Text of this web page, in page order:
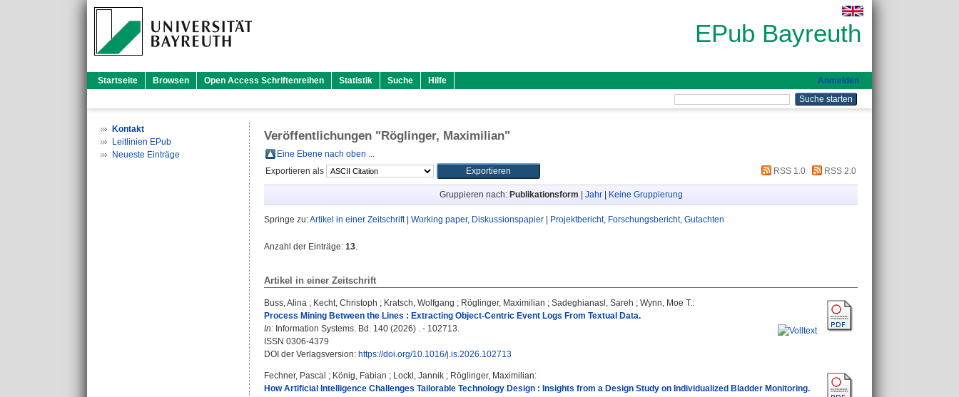
EPub Bayreuth
Startseite Browsen Open Access Schriftenreihen Statistik Suche Hilfe Anmelden
Kontakt
Leitlinien EPub
Neueste Einträge
Veröffentlichungen "Röglinger, Maximilian"
Eine Ebene nach oben ...
Exportieren als
RSS 1.0 RSS 2.0
Gruppieren nach: Publikationsform Jahr| Keine Gruppierung
Springe zu:Artikel in einer Zeitschrift| Working paper, Diskussionspapier Projektbericht, Forschungsbericht, Gutachten
Anzahl der Einträge: 13.
Artikel in einer Zeitschrift
Buss, Alina ; Kecht, Christoph ; Kratsch, Wolfgang ; Röglinger, Maximilian ; Sadeghianasl, Sareh ; Wynn, Moe T.:
Process Mining Between the Lines : Extracting Object-Centric Event Logs From Textual Data.
In: Information Systems. Bd. 140 (2026) . - 102713.
ISSN 0306-4379
DOI der Verlagsversion: https://doi.org/10.1016/j.is.2026.102713
Fechner, Pascal ; König, Fabian ; Lockl, Jannik ; Röglinger, Maximilian:
How Artificial Intelligence Challenges Tailorable Technology Design : Insights from a Design Study on Individualized Bladder Monitoring.